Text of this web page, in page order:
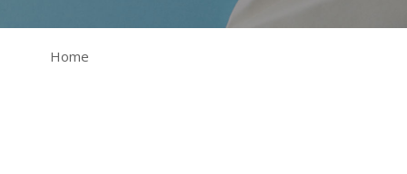
Home